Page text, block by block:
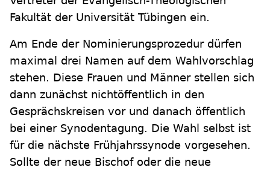
Fakultät der Universität Tübingen ein.
Am Ende der Nominierungsprozedur dürfen
maximal drei Namen auf dem Wahlvorschlag
stehen. Diese Frauen und Männer stellen sich
dann zunächst nichtöffentlich in den
Gesprächskreisen vor und danach öffentlich
bei einer Synodentagung. Die Wahl selbst ist
für die nächste Frühjahrssynode vorgesehen.
Sollte der neue Bischof oder die neue